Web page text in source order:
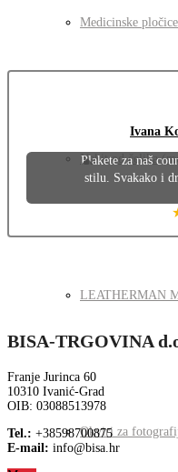
Medicinske
Nakit od čelika
LEATHERMAN
Okviri za
Ivana
Plakete za naš
stilu. Svakako i
BISA-TRGOVINA
Franje Jurinca 60
10310 Ivanić-Grad
OIB: 03088513978
Tel.: +38598700875
E-mail: info@bisa.hr